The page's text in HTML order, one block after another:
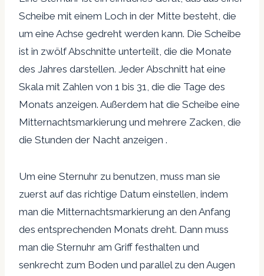
Scheibe mit einem Loch in der Mitte besteht, die
um eine Achse gedreht werden kann. Die Scheibe
ist in zwölf Abschnitte unterteilt, die die Monate
des Jahres darstellen. Jeder Abschnitt hat eine
Skala mit Zahlen von 1 bis 31, die die Tage des
Monats anzeigen. Außerdem hat die Scheibe eine
Mitternachtsmarkierung und mehrere Zacken, die
die Stunden der Nacht anzeigen .
Um eine Sternuhr zu benutzen, muss man sie
zuerst auf das richtige Datum einstellen, indem
man die Mitternachtsmarkierung an den Anfang
des entsprechenden Monats dreht. Dann muss
man die Sternuhr am Griff festhalten und
senkrecht zum Boden und parallel zu den Augen